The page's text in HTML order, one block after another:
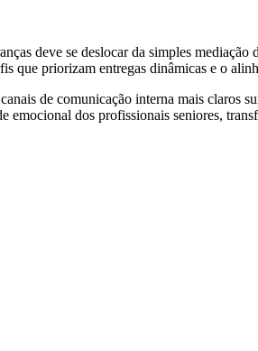
deve se deslocar da simples
que priorizam entregas dinâmicas e o
de comunicação interna mais claros
emocional dos profissionais seniores,